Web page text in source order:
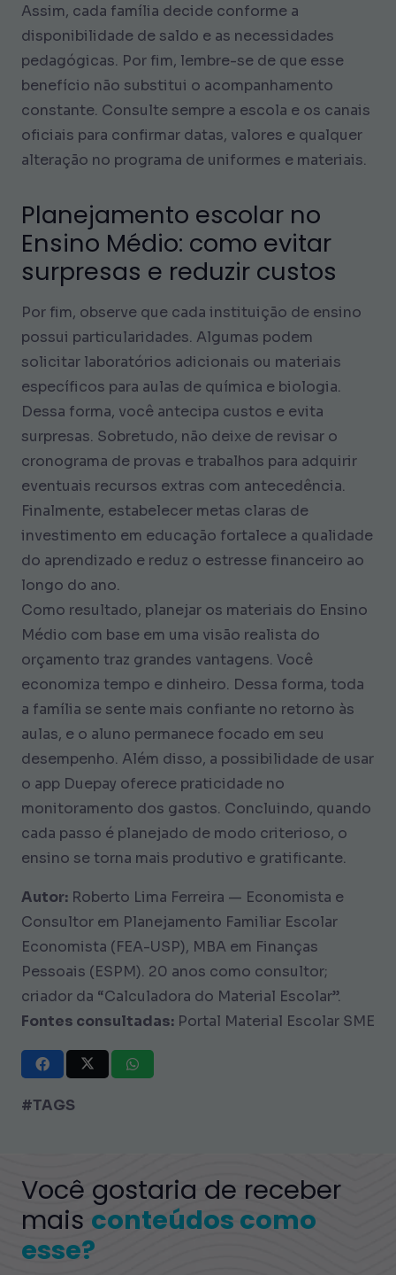
Assim, cada família decide conforme a
disponibilidade de saldo e as necessidades
pedagógicas. Por fim, lembre-se de que esse
benefício não substitui o acompanhamento
constante. Consulte sempre a escola e os canais
oficiais para confirmar datas, valores e qualquer
alteração no programa de uniformes e materiais.
Planejamento escolar no
Ensino Médio: como evitar
surpresas e reduzir custos
Por fim, observe que cada instituição de ensino
possui particularidades. Algumas podem
solicitar laboratórios adicionais ou materiais
específicos para aulas de química e biologia.
Dessa forma, você antecipa custos e evita
surpresas. Sobretudo, não deixe de revisar o
cronograma de provas e trabalhos para adquirir
eventuais recursos extras com antecedência.
Finalmente, estabelecer metas claras de
investimento em educação fortalece a qualidade
do aprendizado e reduz o estresse financeiro ao
longo do ano.
Como resultado, planejar os materiais do Ensino
Médio com base em uma visão realista do
orçamento traz grandes vantagens. Você
economiza tempo e dinheiro. Dessa forma, toda
a família se sente mais confiante no retorno às
aulas, e o aluno permanece focado em seu
desempenho. Além disso, a possibilidade de usar
o app Duepay oferece praticidade no
monitoramento dos gastos. Concluindo, quando
cada passo é planejado de modo criterioso, o
ensino se torna mais produtivo e gratificante.
Autor: Roberto Lima Ferreira — Economista e
Consultor em Planejamento Familiar Escolar
Economista (FEA-USP), MBA em Finanças
Pessoais (ESPM). 20 anos como consultor;
criador da “Calculadora do Material Escolar”.
Fontes consultadas: Portal Material Escolar SME
#TAGS
Você gostaria de receber
mais conteúdos como
esse?